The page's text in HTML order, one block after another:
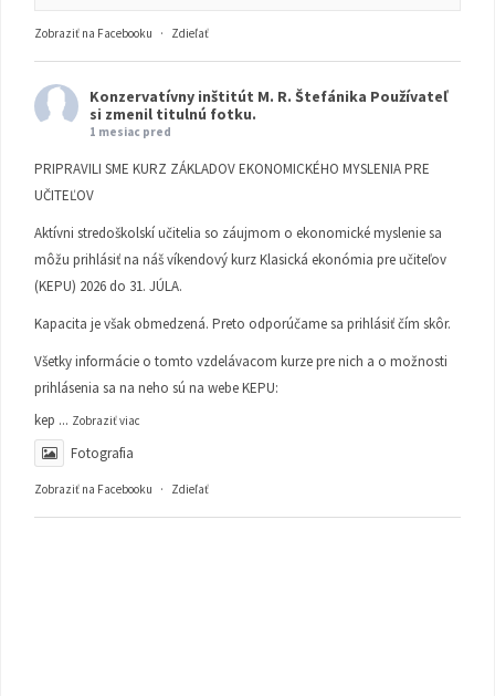
Zobraziť na Facebooku · Zdieľať
Konzervatívny inštitút M. R. Štefánika Používateľ
si zmenil titulnú fotku.
1 mesiac pred
PRIPRAVILI SME KURZ ZÁKLADOV EKONOMICKÉHO MYSLENIA PRE
UČITEĽOV
Aktívni stredoškolskí učitelia so záujmom o ekonomické myslenie sa
môžu prihlásiť na náš víkendový kurz Klasická ekonómia pre učiteľov
(KEPU) 2026 do 31. JÚLA.
Kapacita je však obmedzená. Preto odporúčame sa prihlásiť čím skôr.
Všetky informácie o tomto vzdelávacom kurze pre nich a o možnosti
prihlásenia sa na neho sú na webe KEPU:
kep ... Zobraziť viac
Fotografia
Zobraziť na Facebooku · Zdieľať